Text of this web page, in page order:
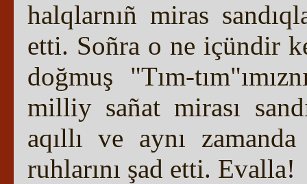
halqlarnıñ miras
etti. Soñra o ne içündir
doğmuş "Tım-
milliy sañat mirası
aqıllı ve aynı
ruhlarını şad etti. Evalla!